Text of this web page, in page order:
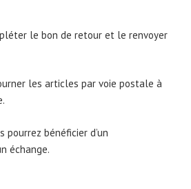
le bon de retour et le renvoyer
les articles par voie postale à
pourrez bénéficier d’un
échange.